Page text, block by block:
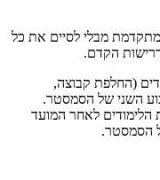
מבלי לסיים את כל
הקדם.
(החלפת קבוצה,
השני של הסמסטר.
הלימודים לאחר המועד
הסמסטר.